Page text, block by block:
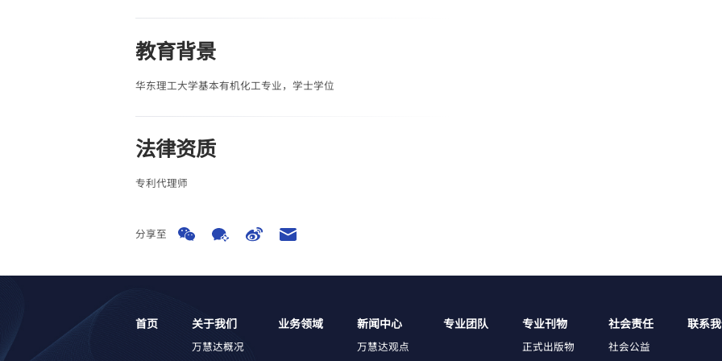
教育背景
华东理工大学基本有机化工专业，学士学位
法律资质
专利代理师
分享至
首页 关于我们
万慧达概况
业务领域 新闻中心
万慧达观点
专业团队 专业刊物
正式出版物
社会责任
社会公益
联系